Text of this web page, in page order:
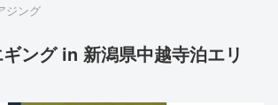
ジング
ング in 新潟県中越寺泊エリ